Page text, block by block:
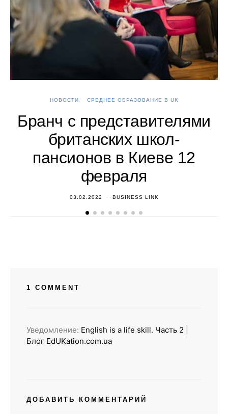
НОВОСТИ СРЕДНЕЕ ОБРАЗОВАНИЕ В UK
Бранч с представителями
британских школ-
пансионов в Киеве 12
февраля
03.02.2022 BUSINESS LINK
1 COMMENT
Уведомление: English is a life skill. Часть 2 |
Блог EdUKation.com.ua
ДОБАВИТЬ КОММЕНТАРИЙ